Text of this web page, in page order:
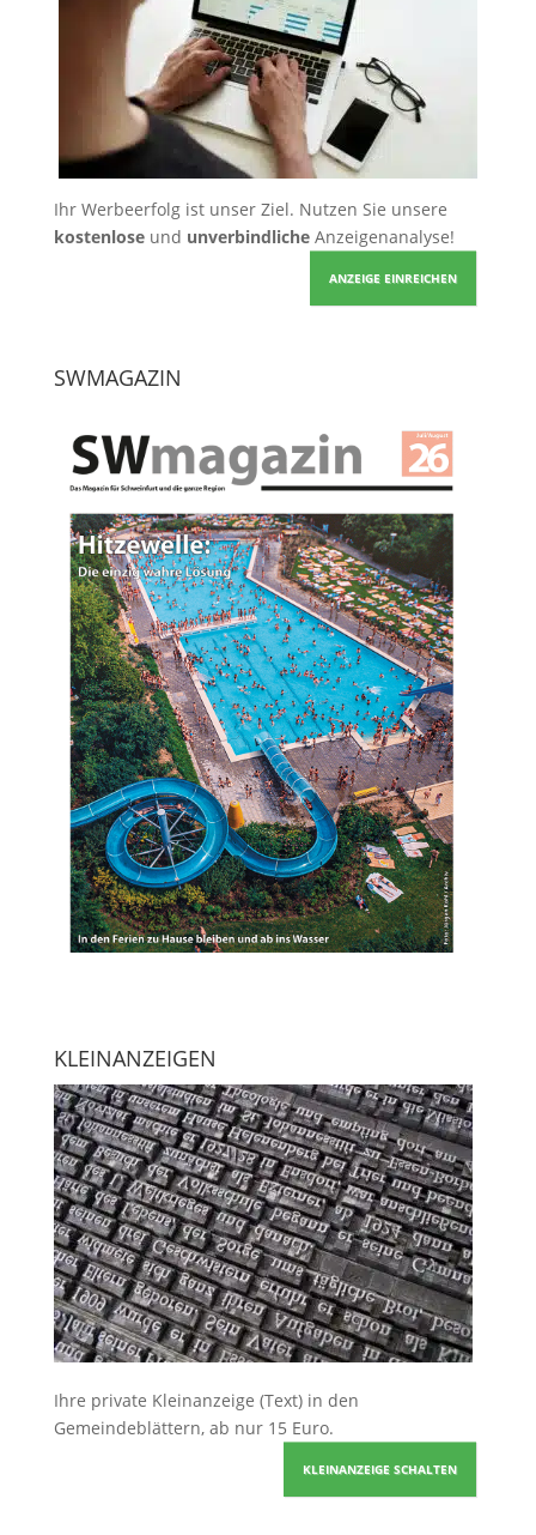
Ihr Werbeerfolg ist unser Ziel. Nutzen Sie unsere
kostenloseund unverbindlicheAnzeigenanalyse!
ANZEIGE EINREICHEN
SWMAGAZIN
KLEINANZEIGEN
Ihre private Kleinanzeige (Text) in den
Gemeindeblättern, ab nur 15 Euro.
KLEINANZEIGE SCHALTEN